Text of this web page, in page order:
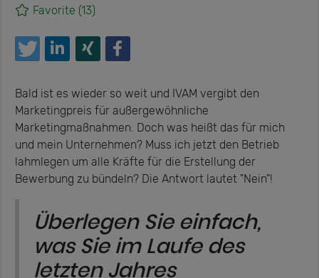
Favorite (13)
Bald ist es wieder so weit und IVAM vergibt den
Marketingpreis für außergewöhnliche
Marketingmaßnahmen. Doch was heißt das für mich
und mein Unternehmen? Muss ich jetzt den Betrieb
lahmlegen um alle Kräfte für die Erstellung der
Bewerbung zu bündeln? Die Antwort lautet "Nein"!
Überlegen Sie einfach,
was Sie im Laufe des
letzten Jahres